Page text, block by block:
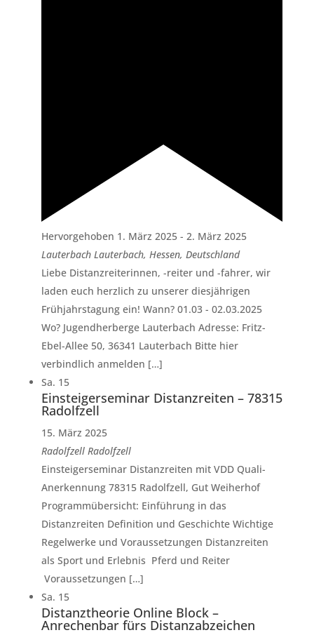
Hervorgehoben 1. März 2025- 2. März 2025
Lauterbach Lauterbach, Hessen, Deutschland
Liebe Distanzreiterinnen, -reiter und -fahrer, wir
laden euch herzlich zu unserer diesjährigen
Frühjahrstagung ein! Wann? 01.03 - 02.03.2025
Wo? Jugendherberge Lauterbach Adresse: Fritz-
Ebel-Allee 50, 36341 Lauterbach Bitte hier
verbindlich anmelden […]
Sa. 15
Einsteigerseminar Distanzreiten – 78315
Radolfzell
15. März 2025
Radolfzell Radolfzell
Einsteigerseminar Distanzreiten mit VDD Quali-
Anerkennung 78315 Radolfzell, Gut Weiherhof
Programmübersicht: Einführung in das
Distanzreiten Definition und Geschichte Wichtige
Regelwerke und Voraussetzungen Distanzreiten
als Sport und Erlebnis Pferd und Reiter
Voraussetzungen […]
Sa. 15
Distanztheorie Online Block –
Anrechenbar fürs Distanzabzeichen